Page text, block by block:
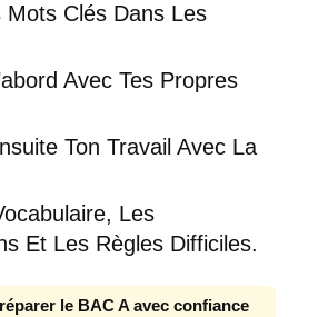
Mots Clés Dans Les
Avec Tes Propres
Ton Travail Avec La
Les
Et Les Règles Difficiles.
le BAC A avec confiance